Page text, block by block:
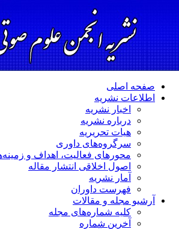
صفحه اصلی
اطلاعات نشریه
اخبار نشریه
درباره نشریه
هیات تحریریه
سرگروه‌های داوری
محورهای فعالیت، اهداف و زمینه‌ها
اصول اخلاقی انتشار مقاله
آمار نشریه
فهرست داوران
آرشیو مجله و مقالات
کلیه شماره‌های مجله
آخرین شماره